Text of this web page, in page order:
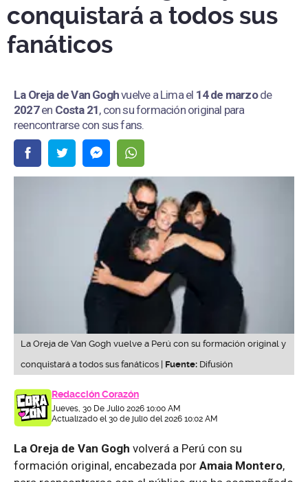
conquistará a todos sus
fanáticos
La Oreja de Van Goghvuelve a Lima el 14 de marzode
2027en Costa 21, con su formación original para
reencontrarse con sus fans.
La Oreja de Van Gogh vuelve a Perú con su formación original y
conquistará a todos sus fanáticos | Fuente: Difusión
Redacción Corazón
Jueves, 30 De Julio 2026 10:00 AM
Actualizado el 30 de julio del 2026 10:02 AM
La Oreja de Van Gogh volverá a Perú con su
formación original, encabezada por Amaia Montero,